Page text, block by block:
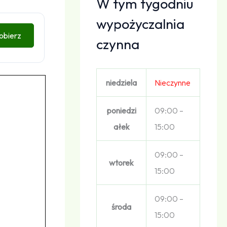
W tym tygodniu
wypożyczalnia
czynna
niedziela Nieczynne
poniedzi
ałek
09:00 –
15:00
wtorek
09:00 –
15:00
środa
09:00 –
15:00